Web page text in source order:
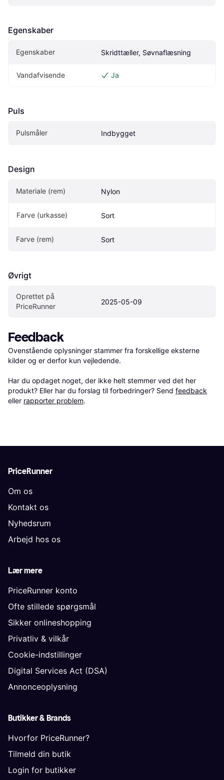
Egenskaber
Egenskaber Skridttæller, Søvnaflæsning
Vandafvisende Ja
Puls
Pulsmåler Indbygget
Design
Materiale (rem) Nylon
Farve (urkasse) Sort
Farve (rem) Sort
Øvrigt
Oprettet på
PriceRunner
2025-05-09
Feedback
Ovenstående oplysninger stammer fra forskellige eksterne
kilder og er derfor kun vejledende.
Har du opdaget noget, der ikke helt stemmer ved det her
produkt? Eller har du forslag til forbedringer? Send feedback
eller rapporter problem.
PriceRunner
Om os
Kontakt os
Nyhedsrum
Arbejd hos os
Lær mere
PriceRunner konto
Ofte stillede spørgsmål
Sikker onlineshopping
Privatliv & vilkår
Cookie-indstillinger
Digital Services Act (DSA)
Annonceoplysning
Butikker & Brands
Hvorfor PriceRunner?
Tilmeld din butik
Login for butikker